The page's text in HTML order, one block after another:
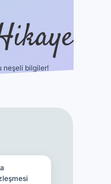
neşeli bilgiler!